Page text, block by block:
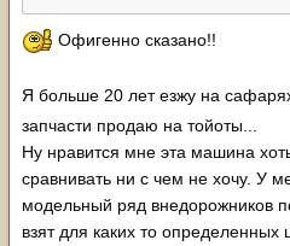
Офигенно сказано!!
Я больше 20 лет езжу на
запчасти продаю на тойоты...
Ну нравится мне эта машина
сравнивать ни с чем не хочу. У
модельный ряд внедорожников
взят для каких то определенных